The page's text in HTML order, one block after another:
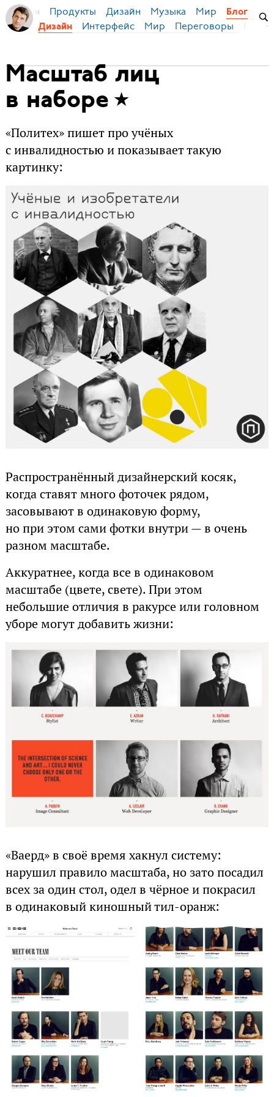
Бирман Продукты Дизайн Музыка Мир
Блог
Дизайн
Интерфейс Мир Переговоры
Масштаб лиц
в наборе
«Политех» пишет про учёных
с инвалидностью и показывает такую
картинку:
Распространённый дизайнерский косяк,
когда ставят много фоточек рядом,
засовывают в одинаковую форму,
но при этом сами фотки внутри — в очень
разном масштабе.
Аккуратнее, когда все в одинаковом
масштабе (цвете, свете). При этом
небольшие отличия в ракурсе или головном
уборе могут добавить жизни:
«Ваерд» в своё время хакнул систему:
нарушил правило масштаба, но зато посадил
всех за один стол, одел в чёрное и покрасил
в одинаковый киношный тил-оранж: